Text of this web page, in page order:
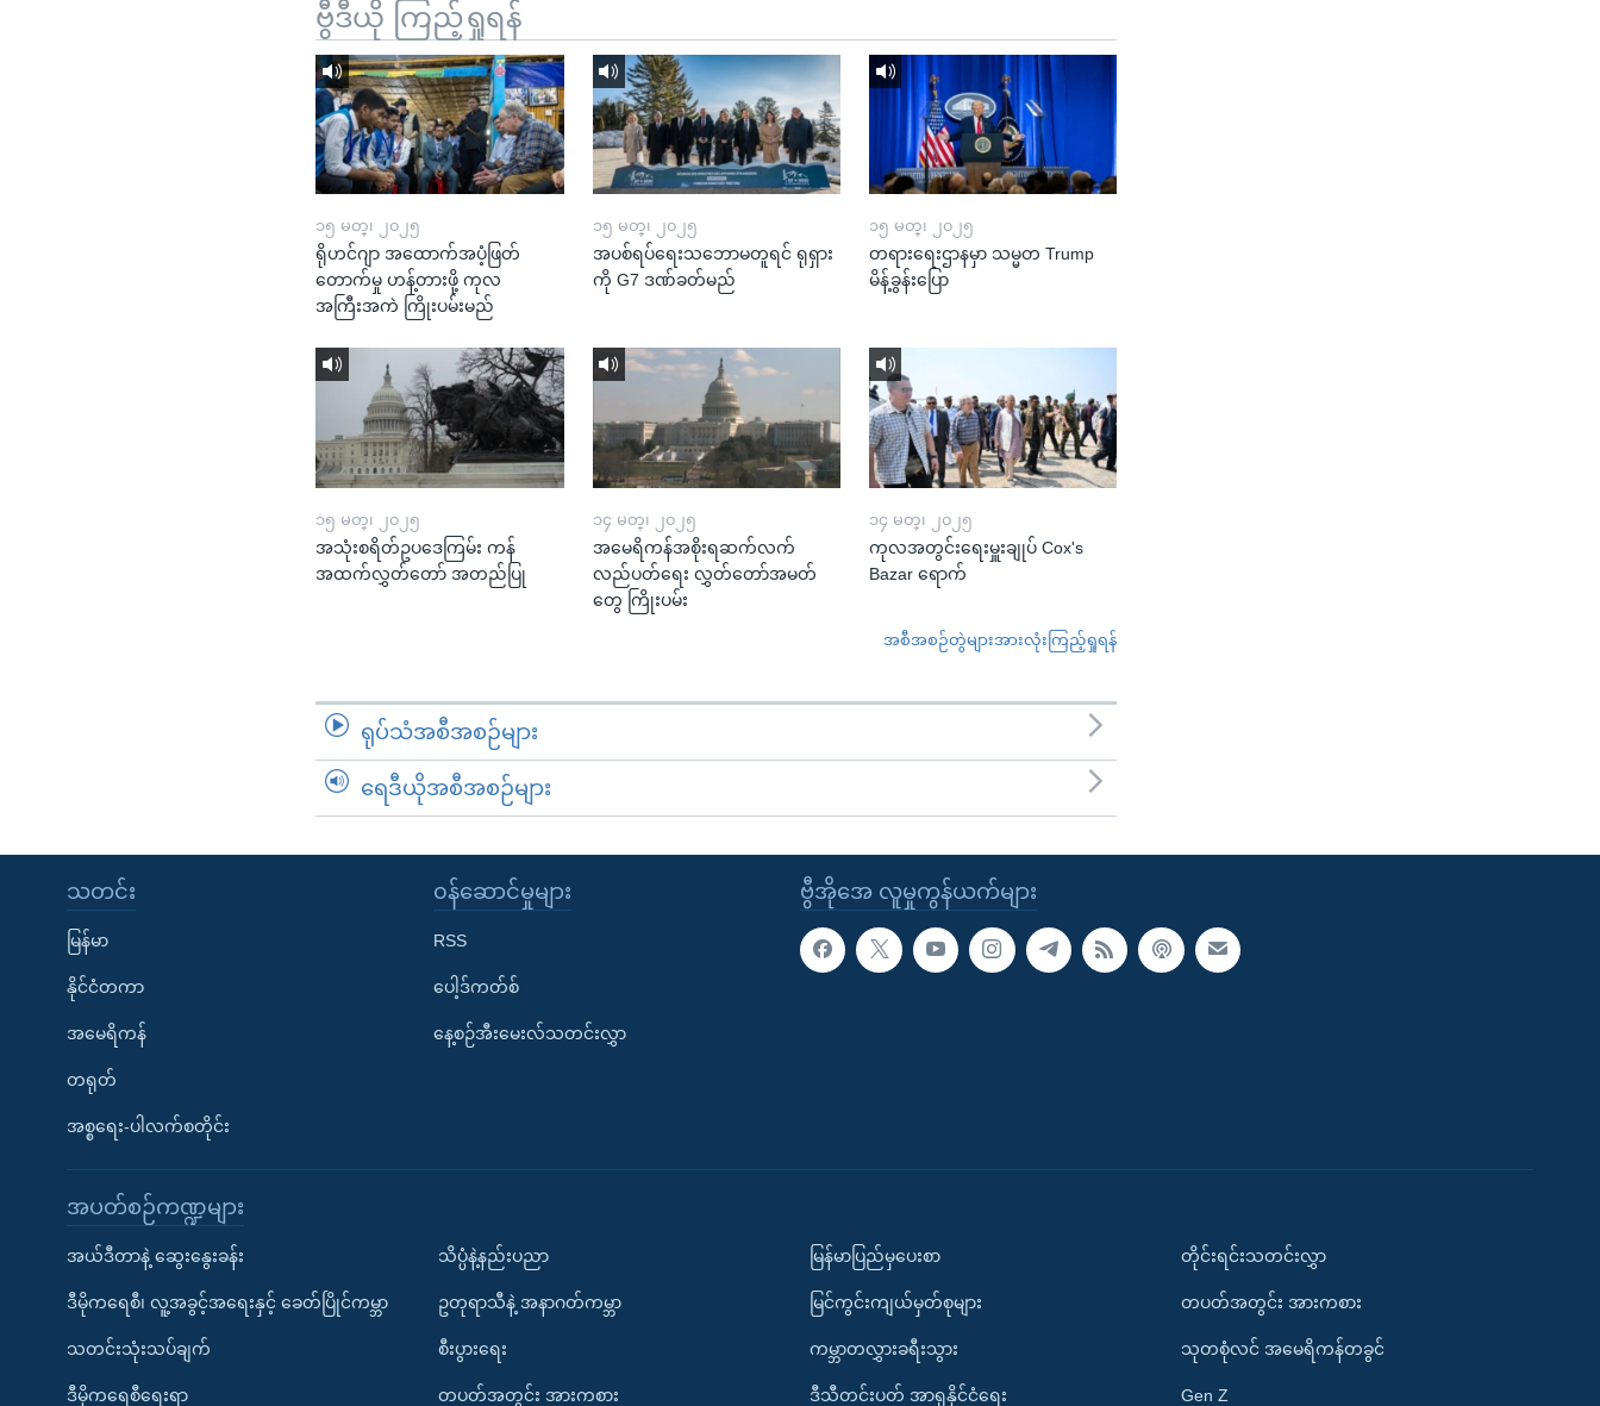
ဗွီဒီယို ကြည့်ရှုရန်
၁၅ မတ္၊ ၂၀၂၅
ရိုဟင်ဂျာ အထောက်အပံ့ဖြတ်
တောက်မှု ဟန့်တားဖို့ ကုလ
အကြီးအကဲ ကြိုးပမ်းမည်
၁၅ မတ္၊ ၂၀၂၅
အပစ်ရပ်ရေးသဘောမတူရင် ရုရှား
ကို G7 ဒဏ်ခတ်မည်
၁၅ မတ္၊ ၂၀၂၅
တရားရေးဌာနမှာ သမ္မတ Trump
မိန့်ခွန်းပြော
၁၅ မတ္၊ ၂၀၂၅
အသုံးစရိတ်ဥပဒေကြမ်း ကန်
အထက်လွှတ်တော် အတည်ပြု
၁၄ မတ္၊ ၂၀၂၅
အမေရိကန်အစိုးရဆက်လက်
လည်ပတ်ရေး လွှတ်တော်အမတ်
တွေ ကြိုးပမ်း
၁၄ မတ္၊ ၂၀၂၅
ကုလအတွင်းရေးမှူးချုပ် Cox's
Bazar ရောက်
အစီအစဉ်တွဲများအားလုံးကြည့်ရှုရန်
ရုပ်သံအစီအစဉ်များ
ရေဒီယိုအစီအစဉ်များ
ဗွီအိုအေ လူမှုကွန်ယက်များ
သတင်း
မြန်မာ
နိုင်ငံတကာ
အမေရိကန်
တရုတ်
အစ္စရေး-ပါလက်စတိုင်း
၀န်ဆောင်မှုများ
RSS
ပေါ့ဒ်ကတ်စ်
နေ့စဉ်အီးမေးလ်သတင်းလွှာ
အပတ်စဉ်ကဏ္ဍများ
အယ်ဒီတာနဲ့ ဆွေးနွေးခန်း
ဒီမိုကရေစီ၊ လူ့အခွင့်အရေးနှင့် ခေတ်ပြိုင်ကမ္ဘာ
သတင်းသုံးသပ်ချက်
ဒီမိုကရေစီရေးရာ
သိပ္ပံနဲ့နည်းပညာ
ဥတုရာသီနဲ့ အနာဂတ်ကမ္ဘာ
စီးပွားရေး
တပတ်အတွင်း အားကစား
မြန်မာပြည်မှပေးစာ
မြင်ကွင်းကျယ်မှတ်စုများ
ကမ္ဘာတလွှားခရီးသွား
ဒီသီတင်းပတ် အာရှနိုင်ငံရေး
တိုင်းရင်းသတင်းလွှာ
တပတ်အတွင်း အားကစား
သုတစုံလင် အမေရိကန်တခွင်
Gen Z